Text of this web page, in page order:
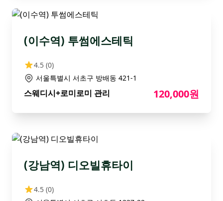
(이수역) 투썸에스테틱
4.5 (0)
서울특별시 서초구 방배동 421-1
스웨디시+로미로미 관리 120,000원
(강남역) 디오빌휴타이
4.5 (0)